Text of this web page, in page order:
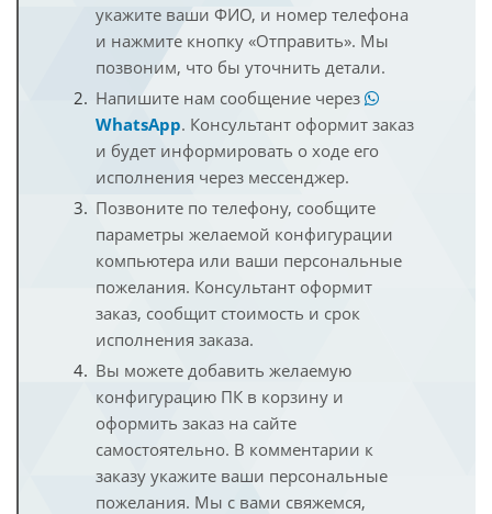
укажите ваши ФИО, и номер телефона
и нажмите кнопку «Отправить». Мы
позвоним, что бы уточнить детали.
Напишите нам сообщение через
WhatsApp. Консультант оформит заказ
и будет информировать о ходе его
исполнения через мессенджер.
Позвоните по телефону, сообщите
параметры желаемой конфигурации
компьютера или ваши персональные
пожелания. Консультант оформит
заказ, сообщит стоимость и срок
исполнения заказа.
Вы можете добавить желаемую
конфигурацию ПК в корзину и
оформить заказ на сайте
самостоятельно. В комментарии к
заказу укажите ваши персональные
пожелания. Мы с вами свяжемся,